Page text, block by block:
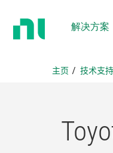
解决方案
主页 技术支持